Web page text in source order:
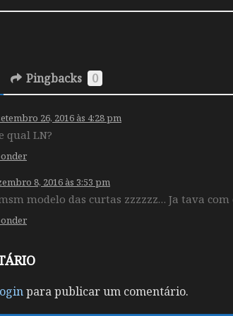
Pingbacks 0
26, 2016 às 4:28 pm
qual LN?
8, 2016 às 3:53 pm
modelo das curtas zzzzzz… Ja tava
para publicar um comentário.